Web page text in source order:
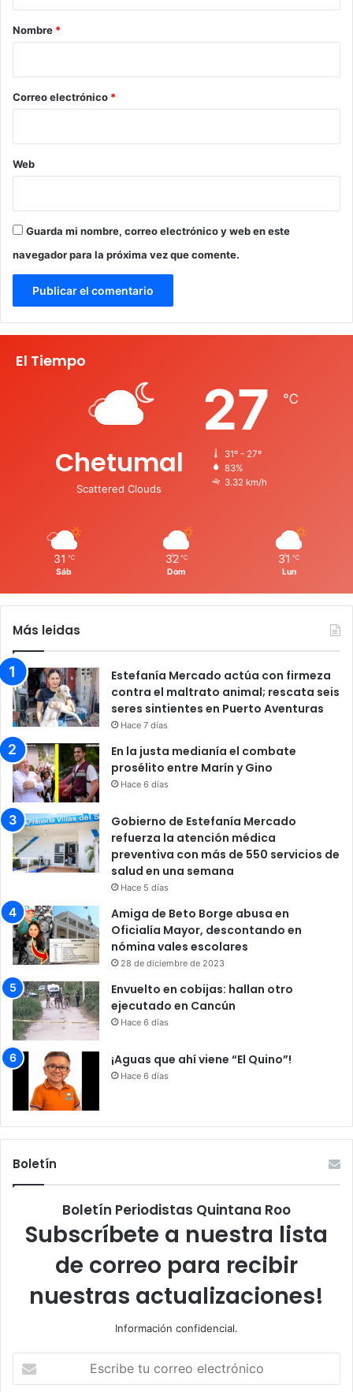
r
*
Nombre *
Correo electrónico *
Web
Guarda mi nombre, correo electrónico y web en este
navegador para la próxima vez que comente.
El Tiempo
Chetumal
Scattered Clouds
27 ℃
31º - 27º
83%
3.32 km/h
31 ℃
Sáb
32 ℃
Dom
31 ℃
Lun
Más leidas
Estefanía Mercado actúa con firmeza
contra el maltrato animal; rescata seis
seres sintientes en Puerto Aventuras
Hace 7 días
En la justa medianía el combate
prosélito entre Marín y Gino
Hace 6 días
Gobierno de Estefanía Mercado
refuerza la atención médica
preventiva con más de 550 servicios de
salud en una semana
Hace 5 días
Amiga de Beto Borge abusa en
Oficialía Mayor, descontando en
nómina vales escolares
28 de diciembre de 2023
Envuelto en cobijas: hallan otro
ejecutado en Cancún
Hace 6 días
¡Aguas que ahí viene “El Quino”!
Hace 6 días
Boletín
Boletín Periodistas Quintana Roo
Subscríbete a nuestra lista
de correo para recibir
nuestras actualizaciones!
Información confidencial.